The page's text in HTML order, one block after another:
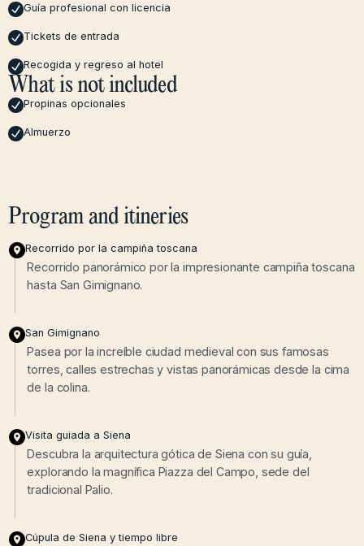
Guía profesional con licencia
Tickets de entrada
Recogida y regreso al hotel
What is not included
Propinas opcionales
Almuerzo
Program and itineries
Recorrido por la campiña toscana
Recorrido panorámico por la impresionante campiña toscana
hasta San Gimignano.
San Gimignano
Pasea por la increíble ciudad medieval con sus famosas
torres, calles estrechas y vistas panorámicas desde la cima
de la colina.
Visita guiada a Siena
Descubra la arquitectura gótica de Siena con su guía,
explorando la magnífica Piazza del Campo, sede del
tradicional Palio.
Cúpula de Siena y tiempo libre